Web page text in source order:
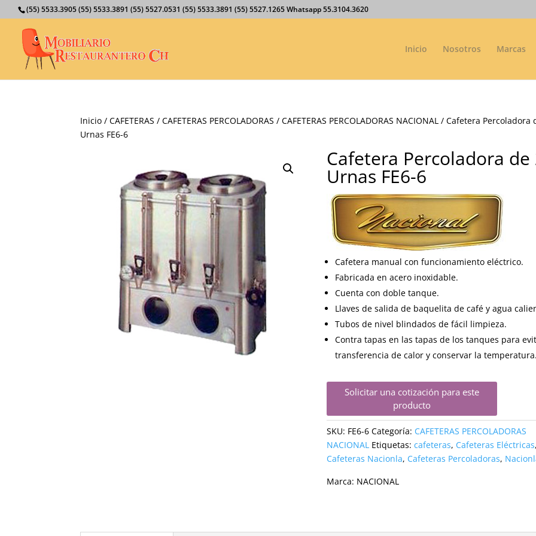
(55) 5533.3905 (55) 5533.3891 (55) 5527.0531 (55) 5533.3891 (55) 5527.1265 Whatsapp 55.3104.3620
Inicio Nosotros Marcas
Inicio /CAFETERAS /CAFETERAS PERCOLADORAS /CAFETERAS PERCOLADORAS NACIONAL / Cafetera Percoladora
Urnas FE6-6
Cafetera Percoladora de
Urnas FE6-6
Cafetera manual con funcionamiento eléctrico.
Fabricada en acero inoxidable.
Cuenta con doble tanque.
Llaves de salida de baquelita de café y agua
Tubos de nivel blindados de fácil limpieza.
Contra tapas en las tapas de los tanques para
transferencia de calor y conservar la temperatura.
Solicitar una cotización para este
producto
SKU: FE6-6 Categoría: CAFETERAS PERCOLADORAS
NACIONAL Etiquetas:cafeteras, Cafeteras Eléctricas,
Cafeteras Nacionla, Cafeteras Percoladoras,
Marca: NACIONAL